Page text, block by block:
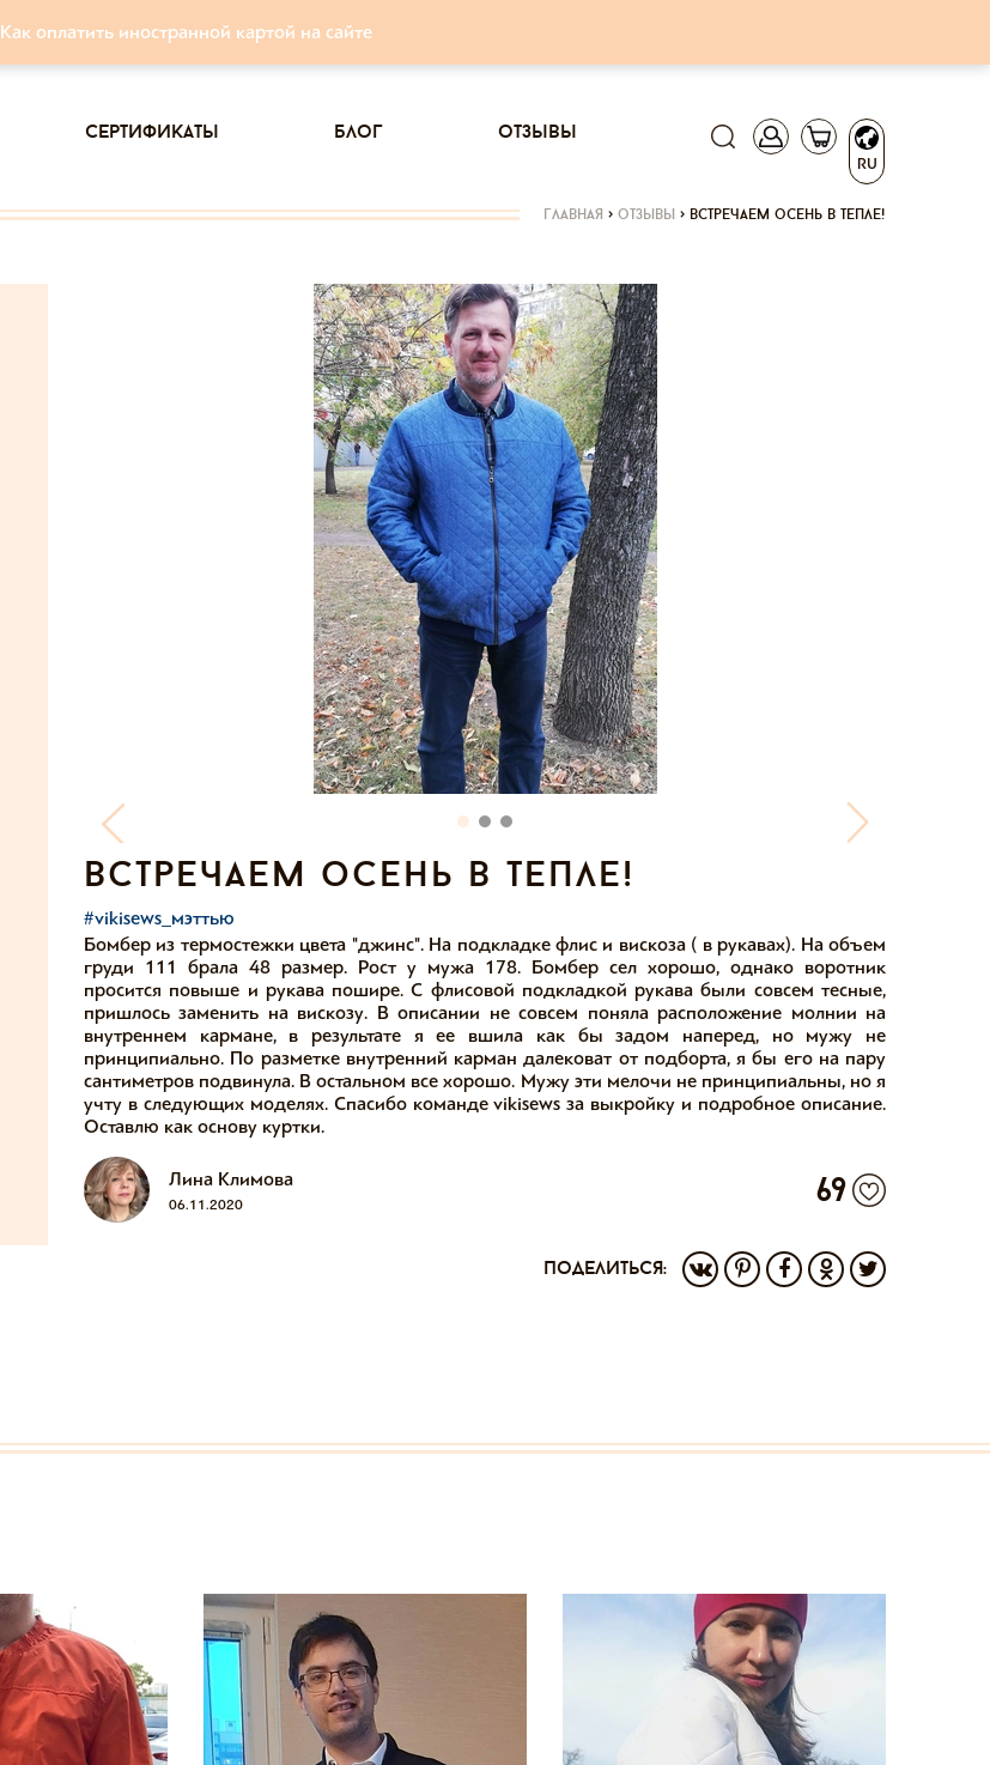
Как оплатить иностранной картой на сайте
RU
сертификаты блог отзывы
главная > отзывы > встречаем осень в тепле!
встречаем осень в тепле!
#vikisews_мэттью
Бомбер из термостежки цвета "джинс". На подкладке флис и вискоза ( в рукавах). На объем
груди 111 брала 48 размер. Рост у мужа 178. Бомбер сел хорошо, однако воротник
просится повыше и рукава пошире. С флисовой подкладкой рукава были совсем тесные,
пришлось заменить на вискозу. В описании не совсем поняла расположение молнии на
внутреннем кармане, в результате я ее вшила как бы задом наперед, но мужу не
принципиально. По разметке внутренний карман далековат от подборта, я бы его на пару
сантиметров подвинула. В остальном все хорошо. Мужу эти мелочи не принципиальны, но я
учту в следующих моделях. Спасибо команде vikisews за выкройку и подробное описание.
Оставлю как основу куртки.
Лина Климова
06.11.2020 69
поделиться: